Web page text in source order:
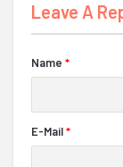
Leave A
Name *
E-Mail*